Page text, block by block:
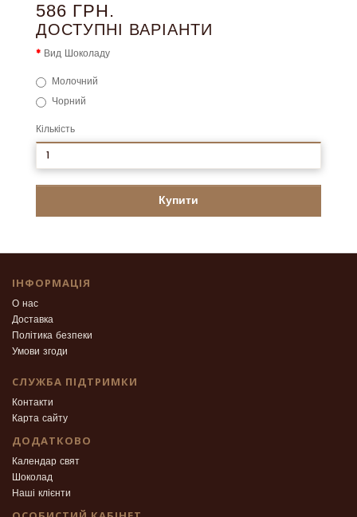
586 ГРН.
ДОСТУПНІ ВАРІАНТИ
Вид Шоколаду
Молочний
Чорний
Кількість
Купити
ІНФОРМАЦІЯ
О нас
Доставка
Політика безпеки
Умови згоди
СЛУЖБА ПІДТРИМКИ
Контакти
Карта сайту
ДОДАТКОВО
Календар свят
Шоколад
Наші клієнти